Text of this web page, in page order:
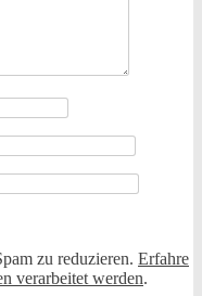
zu reduzieren. Erfahre
verarbeitet werden.